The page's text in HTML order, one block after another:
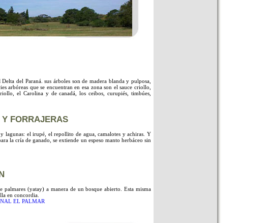
del Paraná. sus árboles son de madera blanda y pulposa,
arbóreas que se encuentran en esa zona son el sauce criollo,
el Carolina y de canadá, los ceibos, curupiés, timbúes,
FORRAJERAS
lagunas: el irupé, el repollito de agua, camalotes y achiras. Y
la cría de ganado, se extiende un espeso manto herbáceo sin
palmares (yatay) a manera de un bosque abierto. Esta misma
en concordia.
EL PALMAR